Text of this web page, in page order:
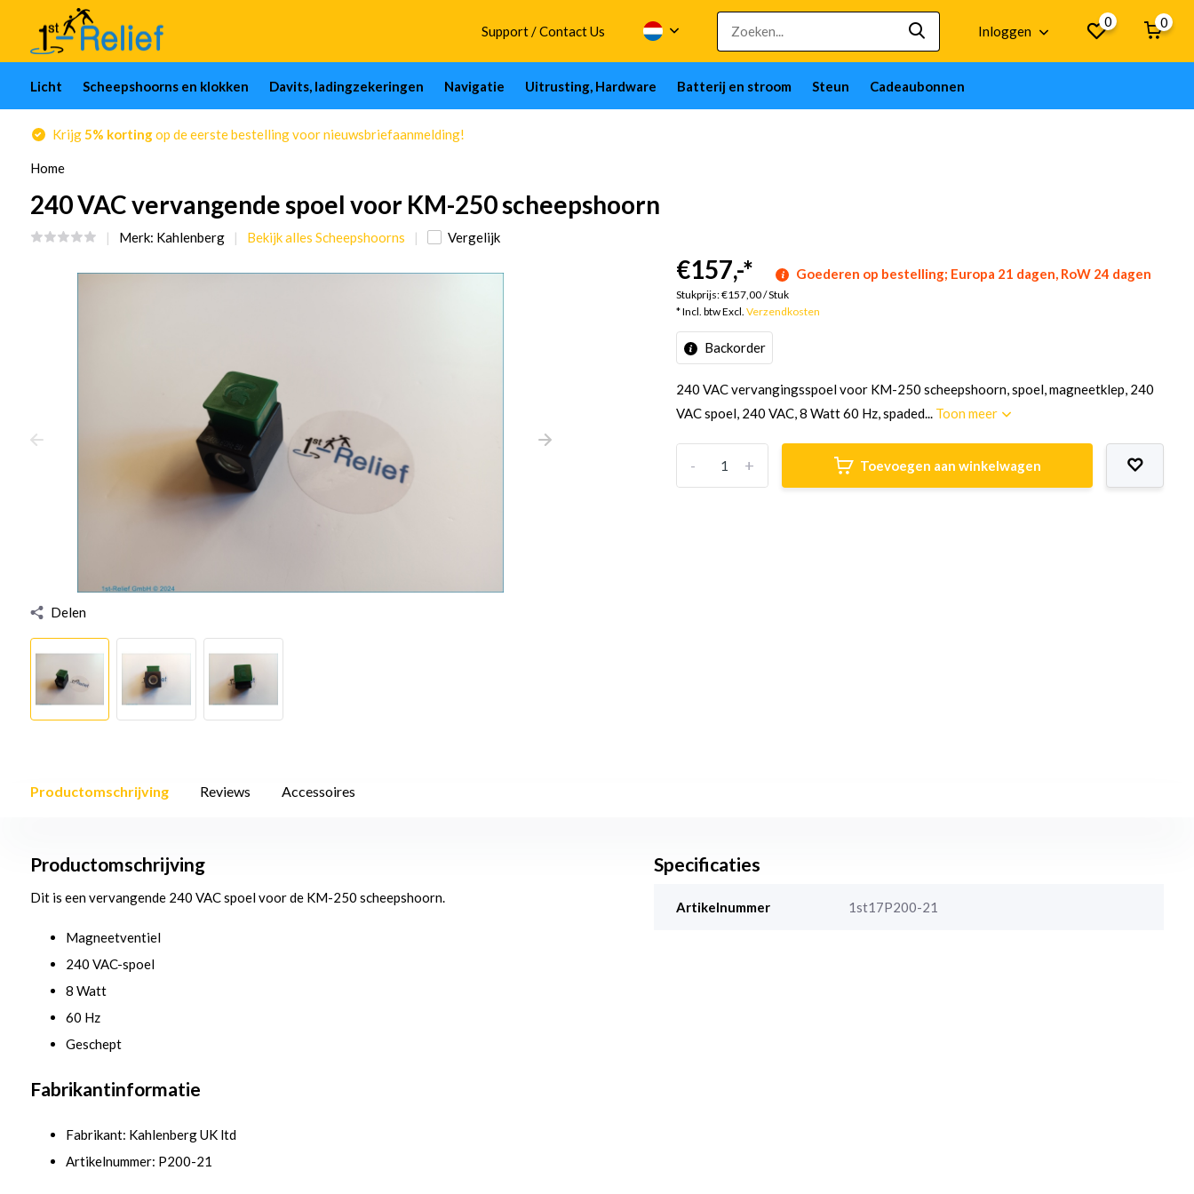
Support / Contact Us Inloggen
0 0
Licht Scheepshoorns en klokken Davits, ladingzekeringen Navigatie Uitrusting, Hardware Batterij en stroom Steun Cadeaubonnen
Krijg5% kortingop de eerste bestelling voor nieuwsbriefaanmelding!
Home
240 VAC vervangende spoel voor KM-250 scheepshoorn
Merk: Kahlenberg Bekijk alles Scheepshoorns Vergelijk
Delen
€157,-* Goederen op bestelling; Europa 21 dagen, RoW 24 dagen
Stukprijs:€157,00/Stuk
* Incl. btw Excl.Verzendkosten
Backorder
240 VAC vervangingsspoel voor KM-250 scheepshoorn, spoel, magneetklep, 240
VAC spoel, 240 VAC, 8 Watt 60 Hz, spaded... Toon meer
+
- Toevoegen aan winkelwagen
Productomschrijving Reviews Accessoires
Productomschrijving
Dit is een vervangende 240 VAC spoel voor de KM-250 scheepshoorn.
Magneetventiel
240 VAC-spoel
8 Watt
60 Hz
Geschept
Fabrikantinformatie
Fabrikant: Kahlenberg UK ltd
Artikelnummer: P200-21
Specificaties
Artikelnummer 1st17P200-21